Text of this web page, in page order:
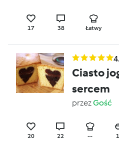
17 38 Łatwy
Ciasto
sercem
przezGość
20 22 --